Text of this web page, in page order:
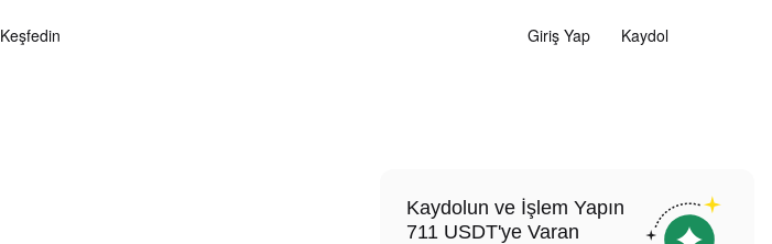
Keşfedin Giriş Yap Kaydol
Kaydolun ve İşlem Yapın
711 USDT'ye Varan